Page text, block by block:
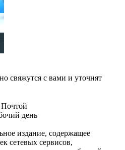
свяжутся с вами и уточнят
Почтой
день
издание, содержащее
сетевых сервисов,